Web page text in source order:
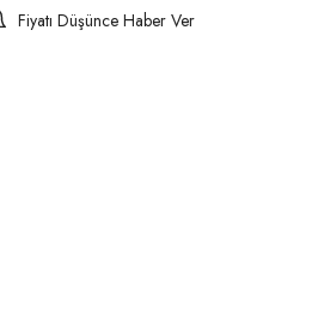
Fiyatı Düşünce Haber Ver